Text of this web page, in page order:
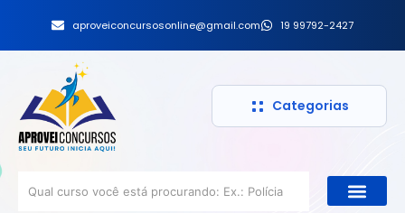
aproveiconcursosonline@gmail.com 19 99792-2427
Categorias